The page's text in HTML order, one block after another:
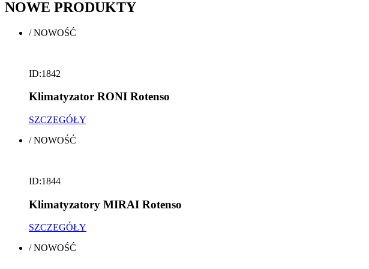
NOWE PRODUKTY
/NOWOŚĆ
ID:1842
Klimatyzator RONI Rotenso
SZCZEGÓŁY
/NOWOŚĆ
ID:1844
Klimatyzatory MIRAI Rotenso
SZCZEGÓŁY
/NOWOŚĆ